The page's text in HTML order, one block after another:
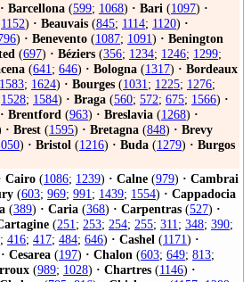
· Barcellona (599; 1068) · Bari (1097) ·
1152) · Beauvais (845; 1114; 1120) ·
) · Benevento (1087; 1091) · Benington
(697) · Béziers (356; 1234; 1246; 1299;
(641; 646) · Bologna (1317) · Bordeaux
1583; 1624) · Bourges (1031; 1225; 1276;
1528; 1584) · Braga (560; 572; 675; 1566) ·
· Brentford (963) · Breslavia (1268) ·
· Brest (1595) · Bretagna (848) · Brevy
) · Bristol (1216) · Buda (1279) · Burgos
Cairo (1086; 1239) · Calne (979) · Cambrai
(603; 969; 991; 1439; 1554) · Cappadocia
(389) · Caria (368) · Carpentras (527) ·
(251; 253; 254; 255; 311; 348; 390;
; 416; 417; 484; 646) · Cashel (1171) ·
· Cesarea (197) · Chalon (603; 649; 813;
(989; 1028) · Chartres (1146) ·